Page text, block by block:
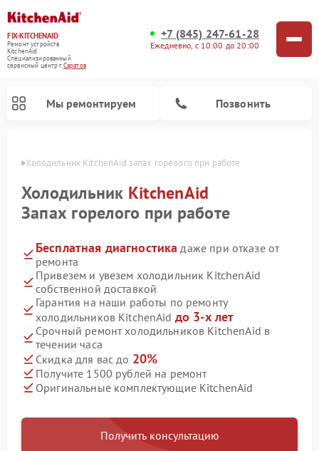
FIX-KITCHENAID
Ремонт устройств
KitchenAid
Специализированный
cервисный центр г.Саратов
+7 (845) 247-61-28
Ежедневно, с 10:00 до 20:00
Мы ремонтируем Позвонить
Холодильник KitchenAid запах горелого при работе
Холодильник KitchenAid
Запах горелого при работе
Бесплатная диагностика даже при отказе от
ремонта
Привезем и увезем холодильник KitchenAid
собственной доставкой
Гарантия на наши работы по ремонту
холодильников KitchenAid до 3-х лет
Срочный ремонт холодильников KitchenAid в
течении часа
Скидка для вас до 20%
Получите 1500 рублей на ремонт
Оригинальные комплектующие KitchenAid
Получить консультацию